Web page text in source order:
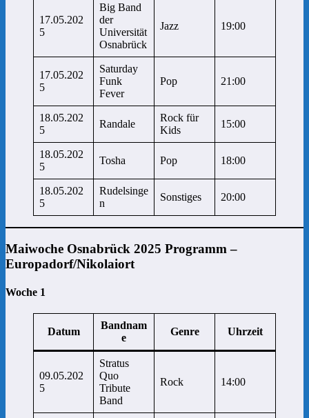
17.05.202
5
Big Band
der
Universität
Osnabrück
Jazz 19:00
17.05.202
5
Saturday
Funk
Fever
Pop 21:00
18.05.202
5
Randale
Rock für
Kids
15:00
18.05.202
5
Tosha Pop 18:00
18.05.202
5
Rudelsinge
n
Sonstiges 20:00
Maiwoche Osnabrück 2025 Programm –
Europadorf/Nikolaiort
Woche 1
Datum
Bandnam
e
Genre Uhrzeit
09.05.202
5
Stratus
Quo
Tribute
Band
Rock 14:00